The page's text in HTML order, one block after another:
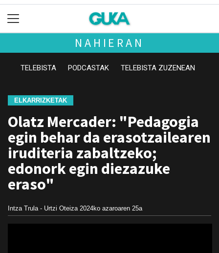
NAHIERAN
TELEBISTA PODCASTAK TELEBISTA ZUZENEAN
ELKARRIZKETAK
Olatz Mercader: "Pedagogia
egin behar da erasotzailearen
iruditeria zabaltzeko;
edonork egin diezazuke
eraso"
Intza Trula - Urtzi Oteiza 2024ko azaroaren 25a